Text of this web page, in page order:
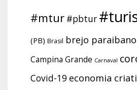
#mtur #pbtur
(PB) Brasil brejo paraibano
Campina Grande Carnaval
Covid-19 economia